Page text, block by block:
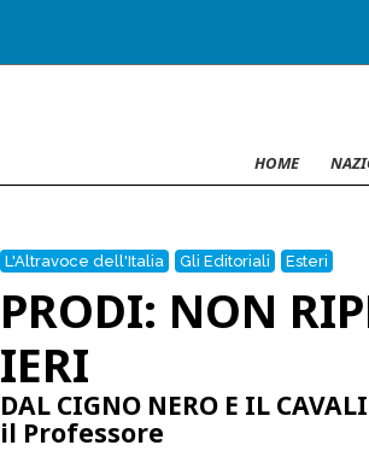
HOME
L'Altravoce dell'Italia Gli Editoriali Esteri
PRODI: NON
IERI
DAL CIGNO NERO E IL
il Professore